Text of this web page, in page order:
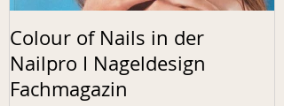
Colour of Nails in der
Nailpro I Nageldesign
Fachmagazin